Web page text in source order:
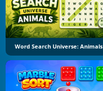
Word Search Universe: Animals